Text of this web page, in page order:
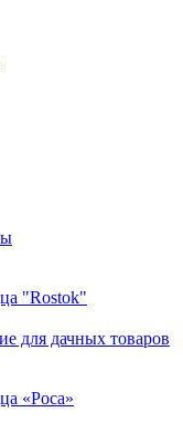
"Rostok"
для дачных товаров
«Роса»